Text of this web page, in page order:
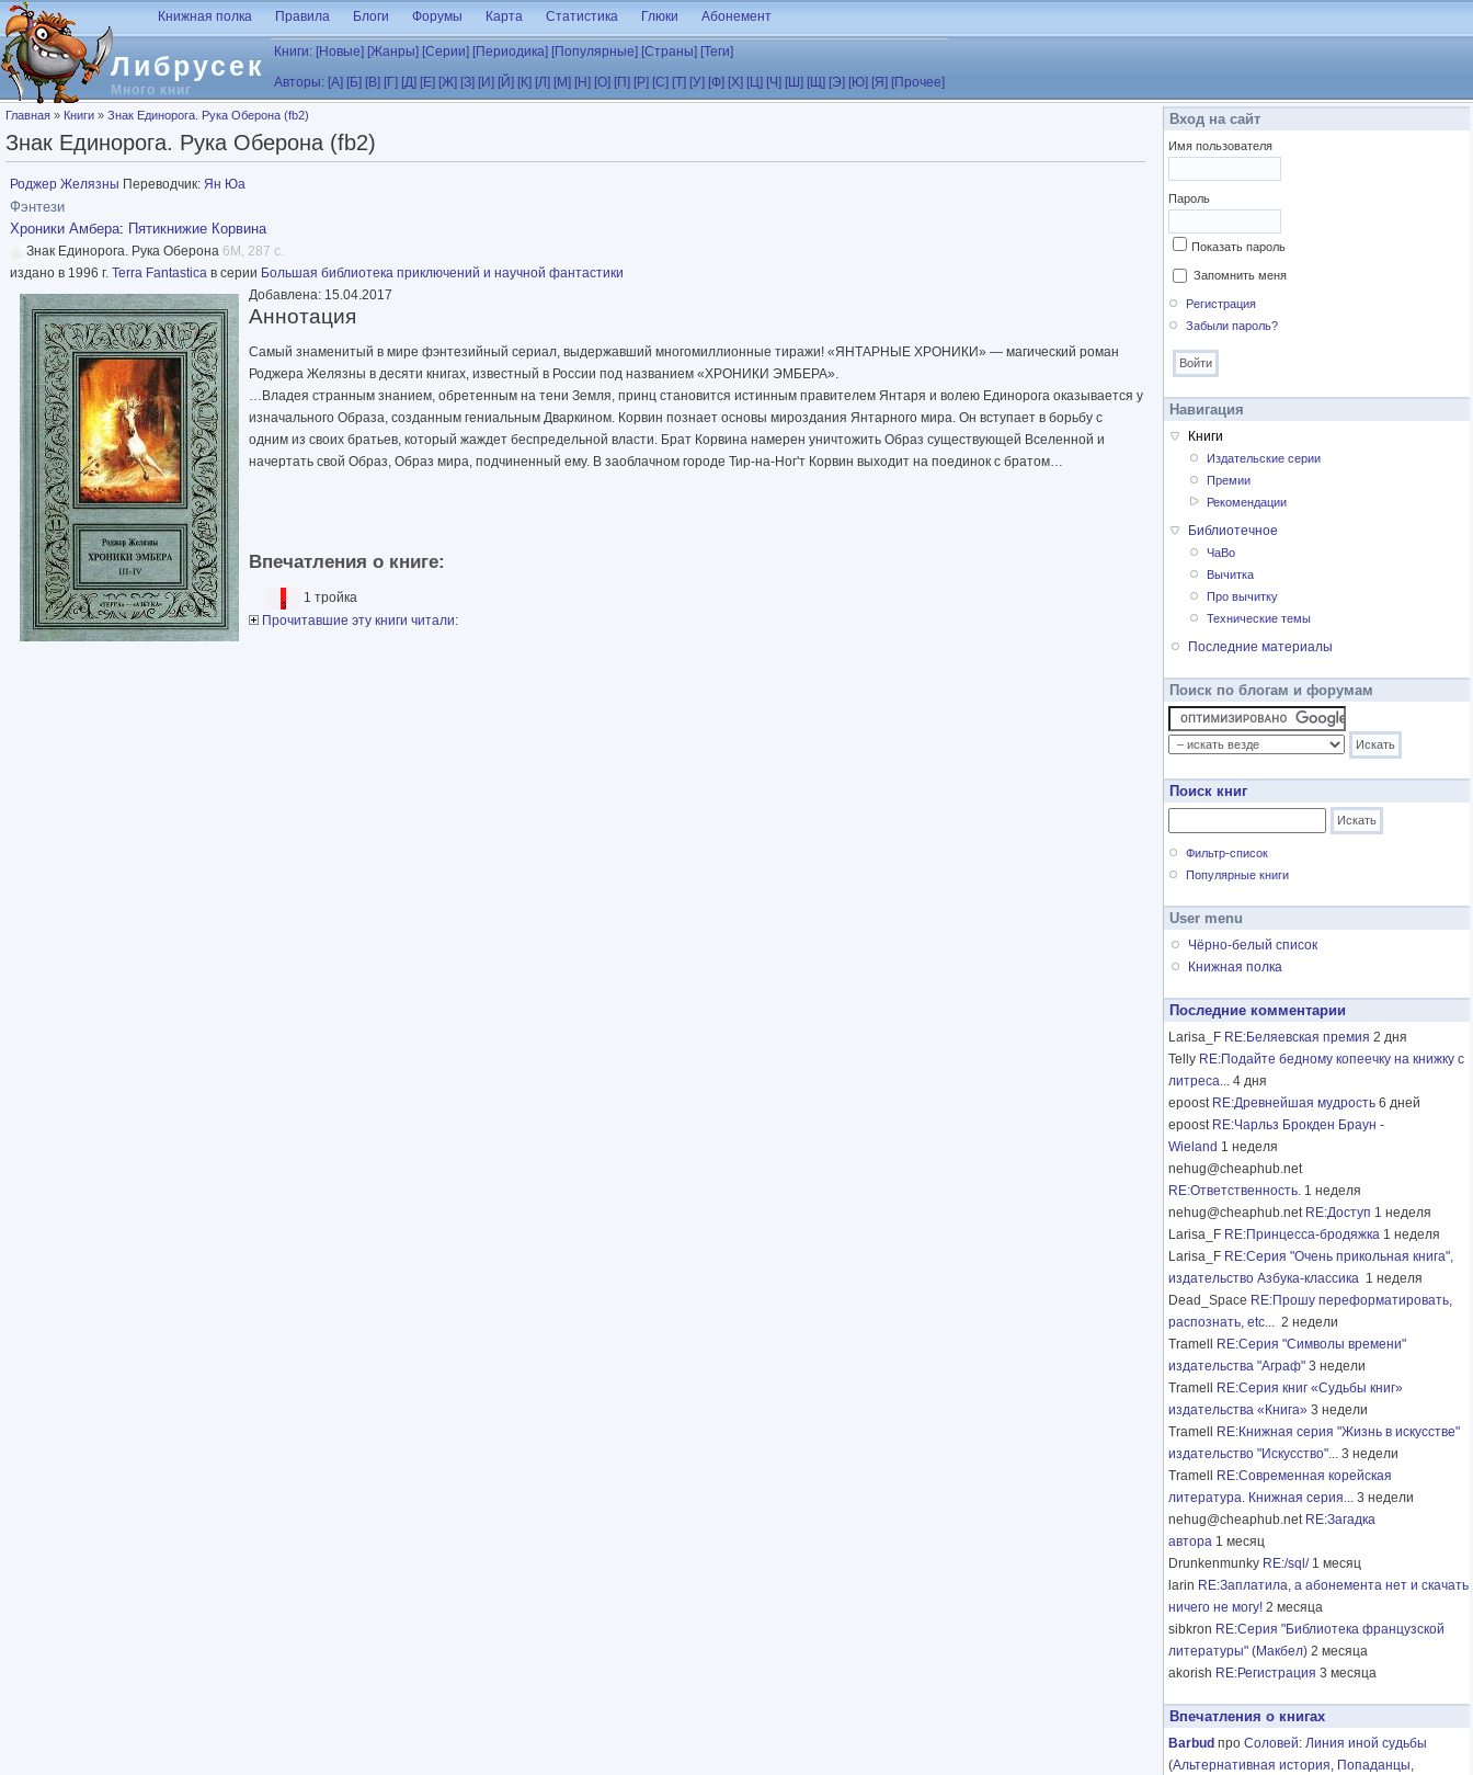
Перейти к основному содержанию
Либрусек
Много книг
Книжная полка Правила Блоги Форумы Карта Статистика Глюки Абонемент
Книги: [Новые] [Жанры] [Серии] [Периодика] [Популярные] [Страны] [Теги]
Авторы: [А] [Б] [В] [Г] [Д] [Е] [Ж] [З] [И] [Й] [К] [Л] [М] [Н] [О] [П] [Р] [С] [Т] [У] [Ф] [Х] [Ц] [Ч] [Ш] [Щ] [Э] [Ю] [Я] [Прочее]
Вы здесь
Главная » Книги » Знак Единорога. Рука Оберона (fb2)
Знак Единорога. Рука Оберона (fb2)
Роджер Желязны Переводчик: Ян Юа
Фэнтези
Хроники Амбера: Пятикнижие Корвина
Знак Единорога. Рука Оберона 6M, 287 с.
издано в 1996 г. Terra Fantastica в серии Большая библиотека приключений и научной фантастики
Добавлена: 15.04.2017
Аннотация
Самый знаменитый в мире фэнтезийный сериал, выдержавший многомиллионные тиражи! «ЯНТАРНЫЕ ХРОНИКИ» — магический роман
Роджера Желязны в десяти книгах, известный в России под названием «ХРОНИКИ ЭМБЕРА».
…Владея странным знанием, обретенным на тени Земля, принц становится истинным правителем Янтаря и волею Единорога оказывается у
изначального Образа, созданным гениальным Дваркином. Корвин познает основы мироздания Янтарного мира. Он вступает в борьбу с
одним из своих братьев, который жаждет беспредельной власти. Брат Корвина намерен уничтожить Образ существующей Вселенной и
начертать свой Образ, Образ мира, подчиненный ему. В заоблачном городе Тир-на-Ног'т Корвин выходит на поединок с братом…
Впечатления о книге:
1 тройка
Прочитавшие эту книги читали:
Вход на сайт
Имя пользователя
Пароль
Показать пароль
Запомнить меня
Регистрация
Забыли пароль?
Навигация
Книги
Издательские серии
Премии
Рекомендации
Библиотечное
ЧаВо
Вычитка
Про вычитку
Технические темы
Последние материалы
Поиск по блогам и форумам
Поиск книг
Фильтр-список
Популярные книги
User menu
Чёрно-белый список
Книжная полка
Последние комментарии
Larisa_F RE:Беляевская премия 2 дня
Telly RE:Подайте бедному копеечку на книжку с
литреса... 4 дня
epoost RE:Древнейшая мудрость 6 дней
epoost RE:Чарльз Брокден Браун -
Wieland 1 неделя
nehug@cheaphub.net
RE:Ответственность. 1 неделя
nehug@cheaphub.net RE:Доступ 1 неделя
Larisa_F RE:Принцесса-бродяжка 1 неделя
Larisa_F RE:Серия "Очень прикольная книга",
издательство Азбука-классика 1 неделя
Dead_Space RE:Прошу переформатировать,
распознать, etc... 2 недели
Tramell
RE:Серия "Символы времени"
издательства "Аграф" 3 недели
Tramell
RE:Серия книг «Судьбы книг»
издательства «Книга» 3 недели
Tramell
RE:Книжная серия "Жизнь в искусстве"
издательство "Искусство"... 3 недели
Tramell
RE:Современная корейская
литература. Книжная серия... 3 недели
nehug@cheaphub.net RE:Загадка
автора 1 месяц
Drunkenmunky RE:/sql/ 1 месяц
larin RE:Заплатила, а абонемента нет и скачать
ничего не могу! 2 месяца
sibkron RE:Серия "Библиотека французской
литературы" (Макбел) 2 месяца
akorish RE:Регистрация 3 месяца
Впечатления о книгах
Barbud про Соловей: Линия иной судьбы
(Альтернативная история, Попаданцы,